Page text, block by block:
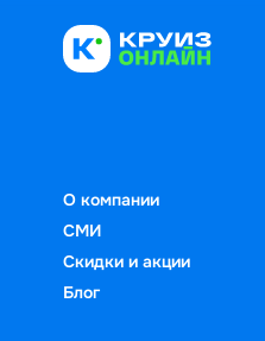
О компании
СМИ
Скидки и акции
Блог